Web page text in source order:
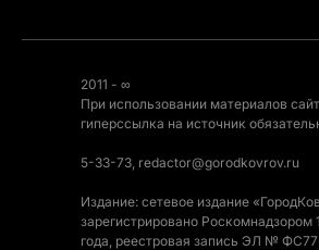
2011 - ∞
При использовании материалов
гиперссылка на источник
5-33-73, redactor@gorodkovrov.ru
Издание: сетевое издание
зарегистрировано Роскомнадзором
года, реестровая запись ЭЛ №